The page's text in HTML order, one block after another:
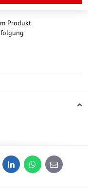
Produkt
LinkedInWhatsApp
E-
mail